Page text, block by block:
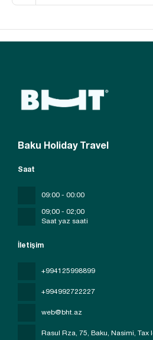
Baku Holiday Travel
İletişim
+994125998899
+994992722227
web@bht.az
Rasul Rza, 75, Baku, Nasimi, Tax
Saat
09:00 - 00:00
09;00 - 02;00
Saat yaz saati